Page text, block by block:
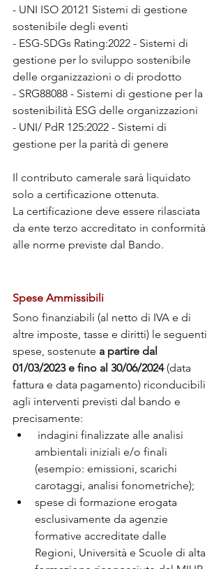
- UNI ISO 20121 Sistemi di gestione
sostenibile degli eventi
- ESG-SDGs Rating:2022 - Sistemi di
gestione per lo sviluppo sostenibile
delle organizzazioni o di prodotto
- SRG88088 - Sistemi di gestione per la
sostenibilità ESG delle organizzazioni
- UNI/ PdR 125:2022 - Sistemi di
gestione per la parità di genere
Il contributo camerale sarà liquidato
solo a certificazione ottenuta.
La certificazione deve essere rilasciata
da ente terzo accreditato in conformità
alle norme previste dal Bando.
Spese Ammissibili
Sono finanziabili (al netto di IVA e di
altre imposte, tasse e diritti) le seguenti
spese, sostenute a partire dal
01/03/2023 e fino al 30/06/2024 (data
fattura e data pagamento) riconducibili
agli interventi previsti dal bando e
precisamente:
ambientali iniziali e/o finali
(esempio: emissioni, scarichi
carotaggi, analisi fonometriche);
spese di formazione erogata
esclusivamente da agenzie
formative accreditate dalle
Regioni, Università e Scuole di alta